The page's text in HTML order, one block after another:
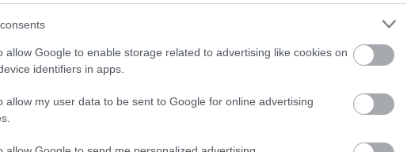
allow Google to enable storage related to advertising like cookies on
identifiers in apps.
allow my user data to be sent to Google for online advertising
όλες τις σημαντικές ειδήσεις.
proson.gr στα αποτελέσματα αναζήτησης της Google